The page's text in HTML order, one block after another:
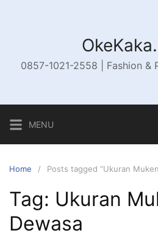
0857-1021-2558 | Fashion &
MENU
Home Posts tagged “Ukuran
Tag: Ukuran
Dewasa